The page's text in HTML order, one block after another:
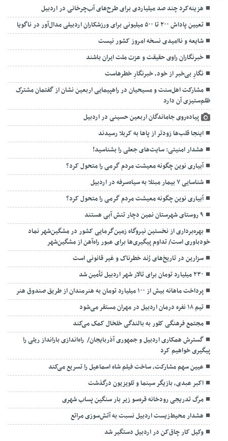
هزینه‌کرد چند صد میلیاردی برای طرح‌های آب‌چرخانی در اردبیل
تعیین پاداش ۲۰۰ تا ۵۰۰ میلیونی برای ورزشکاران اردبیلی مدال‌آور در ناگویا
شایعه و ناامیدی نسخه امروز کشور نیست
خبرنگاران راوی حقیقت و عزت ملت ایران باشند
نگارِ بی‌خبر از خود، خبرنگارِ خطرهاست
مشارکت اهل‌سنت و مسیحیان در راهپیمایی اربعین نشان از گفتمان مشترک
ظلم‌ستیزی آن دارد
پیاده‌روی جاماندگان اربعین حسینی در اردبیل
اینجا قلب‌ها زودتر از پاها به کربلا رسیدند
هشدار امنیتی: سایت‌های جعلی را بشناسید!
آبیاری نوین چگونه معیشت مردم گرمی را متحول کرد؟
شناسایی ۷ بیمار مبتلا به سیاه‌سرفه در اردبیل
آبیاری نوین چگونه معیشت مردم گرمی را متحول کرد؟
۹ روستای شهرستان نمین دچار تنش آبی هستند
بهره‌برداری از نخستین نیروگاه زمین‌گرمایی کشور در مشگین‌شهر نماد
خودباوری است/ تداوم پیگیری‌ها برای عبور راه‌آهن از مشگین‌شهر
سزارین در تاریخ‌های رُند خطرناک و غیر قانونی است
۲۳۰ میلیارد تومان برای تالار شهر اردبیل تأمین شد
پرداخت ماهانه بیش از ۱۰۰ میلیارد تومان به هنرمندان از طریق صندوق هنر
تیم ۱۸ نفره درمان اردبیل در مهران مستقر می‌شود
مجتمع فرهنگی کلور به بالندگی خلخال کمک می‌کند
گسترش همکاری اردبیل و جمهوری آذربایجان/ راه‌اندازی بارانداز ریلی را
پیگیری خواهیم کرد
عیین سهم مشارکت، ساخت فیلم شاه‌ اسماعیل را تسریع می‌کند
اکبر عبدی، بازیگر سینما و تلویزیون درگذشت
مرگ تدریجی رودخانه قره‌سو زیر بار سنگین پساب شهری
هشدار محیط‌زیست اردبیل نسبت به آتش‌سوزی مراتع
وکیل کار چاق‌کن در اردبیل دستگیر شد